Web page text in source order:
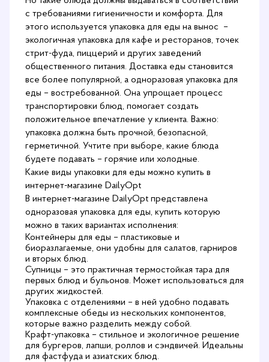
с требованиями гигиеничности и комфорта. Для
этого используется упаковка для еды на вынос –
экологичная упаковка для кафе и ресторанов, точек
стрит-фуда, пиццерий и других заведений
общественного питания. Доставка еды становится
все более популярной, а одноразовая упаковка для
еды – востребованной. Она упрощает процесс
транспортировки блюд, помогает создать
положительное впечатление у клиента. Важно:
упаковка должна быть прочной, безопасной,
герметичной. Учтите при выборе, какие блюда
будете подавать – горячие или холодные.
Какие виды упаковки для еды можно купить в
интернет-магазине DailyOpt
В интернет-магазине DailyOpt представлена
одноразовая упаковка для еды, купить которую
можно в таких вариантах исполнения:
Контейнеры для еды – пластиковые и
биоразлагаемые, они удобны для салатов, гарниров
и вторых блюд.
Супницы – это практичная термостойкая тара для
первых блюд и бульонов. Может использоваться для
других жидкостей.
Упаковка с отделениями – в ней удобно подавать
комплексные обеды из нескольких компонентов,
которые важно разделить между собой.
Крафт-упаковка – стильное и экологичное решение
для бургеров, лапши, роллов и сэндвичей. Идеальны
для фастфуда и азиатских блюд.